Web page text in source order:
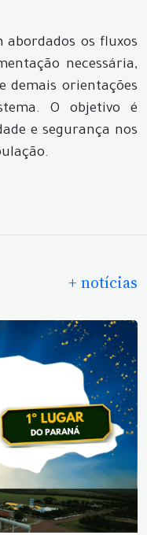
os fluxos
necessária,
demais orientações
O objetivo é
e segurança nos
+ notícias